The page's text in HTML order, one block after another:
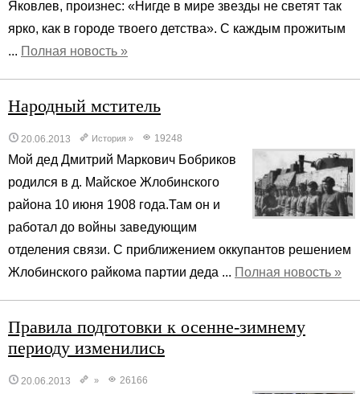
Яковлев, произнес: «Нигде в мире звезды не светят так
ярко, как в городе твоего детства». С каждым прожитым
... Полная новость »
Народный мститель
20.06.2013 История » 19248
Мой дед Дмитрий Маркович Бобриков
родился в д. Майское Жлобинского
района 10 июня 1908 года.Там он и
работал до войны заведующим
отделения связи. С приближением оккупантов решением
Жлобинского райкома партии деда ... Полная новость »
Правила подготовки к осенне-зимнему
периоду изменились
20.06.2013 » 26166